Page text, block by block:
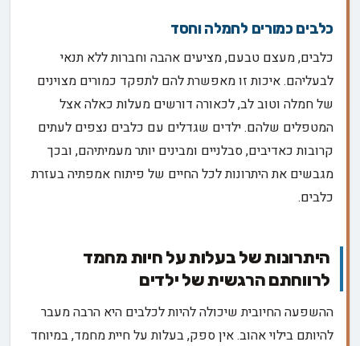
כלבים כמורים לחמלה וחסד
כלבים, מעצם טבעם, מציעים אהבה וחברות ללא תנאי
לבעליהם. איכות זו מאפשרת להם לתפקד כמורים מצוינים
של חמלה וטוב לב, לכאורה דורשים מעלות כאלה אצל
המטפלים שלהם. ילדים שגדלים עם כלבים נצפים לעתים
קרובות כאדיבים, סבלניים ומבינים יותר מעמיתיהם, ובכך
מגבשים את היתרונות לכל החיים של פיתוח אמפתיה בעזרת
כלבים.
היתרונות של בעלות על חיות מחמד
לרווחתם הרגשית של ילדים
ההשפעה החיובית שיכולה להיות לכלבים היא הרבה מעבר
להיותם בילוי אהוב. אין ספק, בעלות על חיית מחמד, במיוחד